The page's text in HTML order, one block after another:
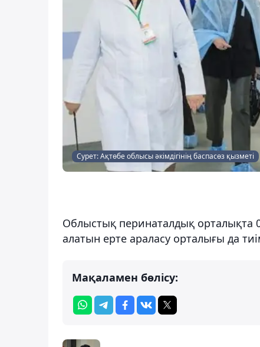
Сурет: Ақтөбе облысы әкімдігінің баспасөз қызметі
Облыстық перинаталдық орталықта
алатын ерте араласу орталығы да
Мақаламен бөлісу: